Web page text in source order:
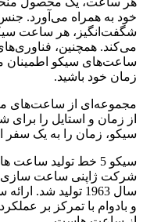
خود به همراه می‌آورد.
شگفت‌انگیز، هر ساعت
می‌کند. همچنین،
ساعت‌های سیکو اطمینان
زمان خود باشید.
مجموعه‌ای از ساعت‌های
از زمان و استایل را
سیکو، زمان را به یک سفر
سیکو 5 خط تولید
شرکت ژاپنی ساعت سازی
سال 1963
تولید شد.
و بادوام با تمرکز بر